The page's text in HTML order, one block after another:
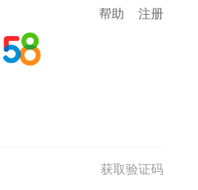
帮助 注册
获取验证码